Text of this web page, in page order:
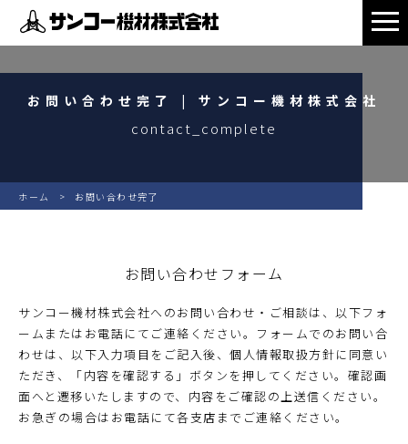
お問い合わせ完了 | サンコー機材株式会社
contact_complete
ホーム お問い合わせ完了
お問い合わせフォーム
サンコー機材株式会社へのお問い合わせ・ご相談は、以下フォ
ームまたはお電話にてご連絡ください。フォームでのお問い合
わせは、以下入力項目をご記入後、個人情報取扱方針に同意い
ただき、「内容を確認する」ボタンを押してください。確認画
面へと遷移いたしますので、内容をご確認の上送信ください。
お急ぎの場合はお電話にて各支店までご連絡ください。